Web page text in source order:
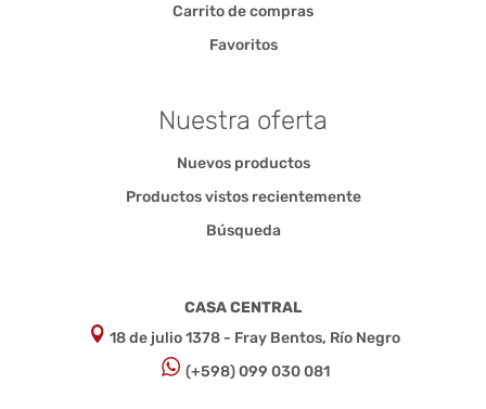
Carrito de compras
Favoritos
Nuestra oferta
Nuevos productos
Productos vistos recientemente
Búsqueda
CASA CENTRAL
18 de julio 1378 - Fray Bentos, Río Negro
(+598) 099 030 081